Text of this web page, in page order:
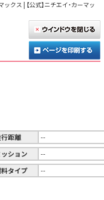
ックス | 【公式】ニチエイ・カーマッ
距離
--
ッション
--
タイプ --